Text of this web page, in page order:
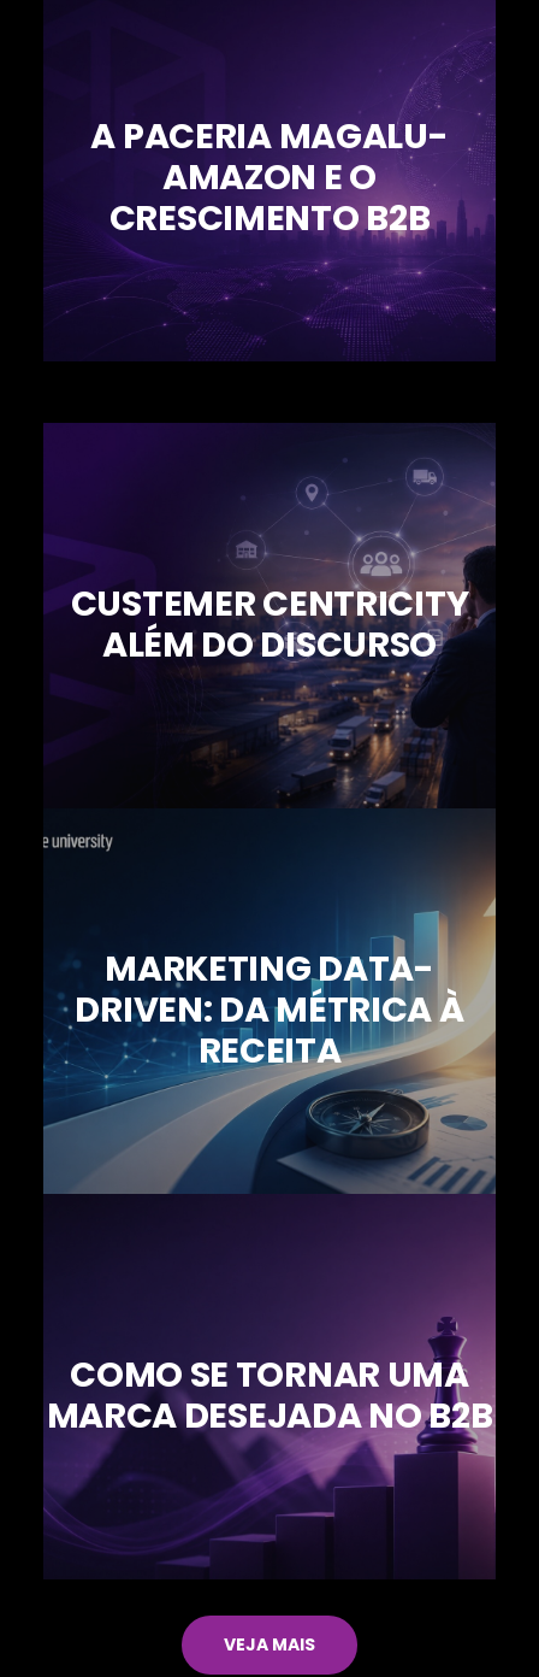
A PACERIA MAGALU-
AMAZON E O
CRESCIMENTO B2B
CUSTEMER CENTRICITY
ALÉM DO DISCURSO
MARKETING DATA-
DRIVEN: DA MÉTRICA À
RECEITA
COMO SE TORNAR UMA
MARCA DESEJADA NO B2B
VEJA MAIS